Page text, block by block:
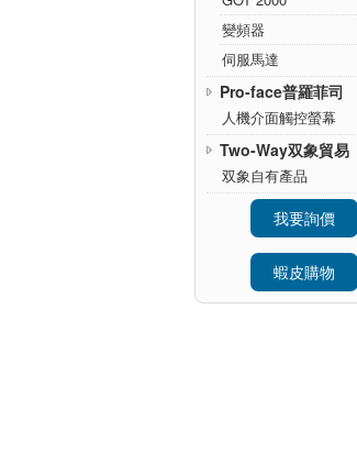
變頻器
伺服馬達
Pro-face普羅菲司
人機介面觸控螢幕
Two-Way双象貿易
双象自有產品
我要詢價
蝦皮購物